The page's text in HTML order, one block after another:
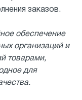
заказов.
обеспечение
организаций и
товарами,
для